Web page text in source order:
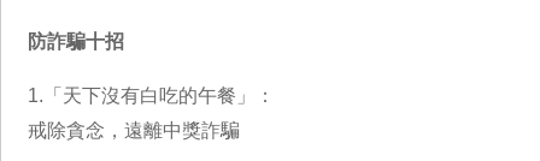
防詐騙十招
1.「天下沒有白吃的午餐」：
戒除貪念，遠離中獎詐騙